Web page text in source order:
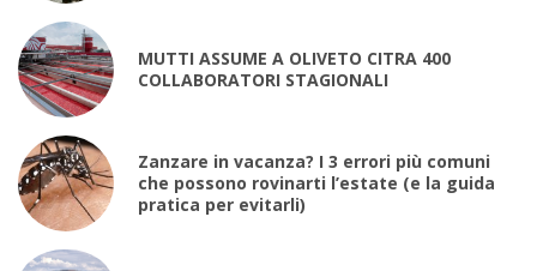
MUTTI ASSUME A OLIVETO CITRA 400
COLLABORATORI STAGIONALI
Zanzare in vacanza? I 3 errori più comuni
che possono rovinarti l’estate (e la guida
pratica per evitarli)